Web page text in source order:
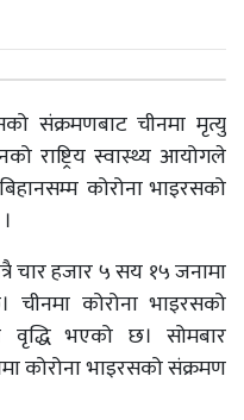
संक्रमणबाट चीनमा मृत्यु
राष्ट्रिय स्वास्थ्य आयोगले
कोरोना भाइरसको
चार हजार ५ सय १५ जनामा
चीनमा कोरोना भाइरसको
भएको छ। सोमबार
कोरोना भाइरसको संक्रमण